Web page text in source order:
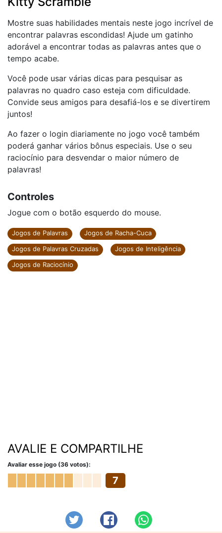
Mostre suas habilidades mentais neste jogo incrível de
encontrar palavras escondidas! Ajude um gatinho
adorável a encontrar todas as palavras antes que o
tempo acabe.
Você pode usar várias dicas para pesquisar as
palavras no quadro caso esteja com dificuldade.
Convide seus amigos para desafiá-los e se divertirem
juntos!
Ao fazer o login diariamente no jogo você também
poderá ganhar vários bônus especiais. Use o seu
raciocínio para desvendar o maior número de
palavras!
Controles
Jogue com o botão esquerdo do mouse.
Jogos de Palavras
Jogos de Racha-Cuca
Jogos de Palavras Cruzadas
Jogos de Inteligência
Jogos de Raciocínio
AVALIE E COMPARTILHE
Avaliar esse jogo (36 votos):
7